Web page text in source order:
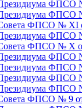
ФПСО
ФПСО
ФПСО № XI
ФПСО
ФПСО № X
ФПСО
ФПСО
ФПСО
ФПСО
ФПСО № 9 от